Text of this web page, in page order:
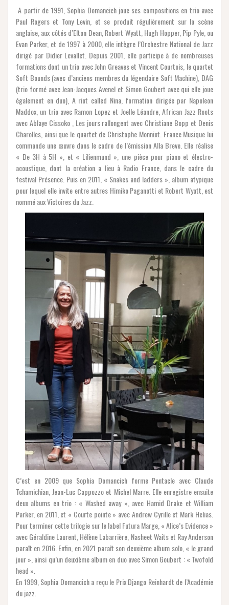
A partir de 1991, Sophia Domancich joue ses compositions en trio avec
Paul Rogers et Tony Levin, et se produit régulièrement sur la scène
anglaise, aux côtés d’Elton Dean, Robert Wyatt, Hugh Hopper, Pip Pyle, ou
Evan Parker, et de 1997 à 2000, elle intègre l’Orchestre National de Jazz
dirigé par Didier Levallet. Depuis 2001, elle participe à de nombreuses
formations dont un trio avec John Greaves et Vincent Courtois, le quartet
Soft Bounds (avec d’anciens membres du légendaire Soft Machine), DAG
(trio formé avec Jean-Jacques Avenel et Simon Goubert avec qui elle joue
également en duo), A riot called Nina, formation dirigée par Napoleon
Maddox, un trio avec Ramon Lopez et Joelle Léandre, African Jazz Roots
avec Ablaye Cissoko , Les jours rallongent avec Christiane Bopp et Denis
Charolles, ainsi que le quartet de Christophe Monniot. France Musique lui
commande une œuvre dans le cadre de l’émission Alla Breve. Elle réalise
« De 3H à 5H », et « Lilienmund », une pièce pour piano et électro-
acoustique, dont la création a lieu à Radio France, dans le cadre du
festival Présence. Puis en 2011, « Snakes and ladders », album atypique
pour lequel elle invite entre autres Himiko Paganotti et Robert Wyatt, est
nommé aux Victoires du Jazz.
C’est en 2009 que Sophia Domancich forme Pentacle avec Claude
Tchamichian, Jean-Luc Cappozzo et Michel Marre. Elle enregistre ensuite
deux albums en trio : « Washed away », avec Hamid Drake et William
Parker, en 2011, et « Courte pointe » avec Andrew Cyrille et Mark Helias.
Pour terminer cette trilogie sur le label Futura Marge, « Alice’s Evidence »
avec Géraldine Laurent, Hélène Labarrière, Nasheet Waits et Ray Anderson
paraît en 2016. Enfin, en 2021 paraît son deuxième album solo, « le grand
jour », ainsi qu’un deuxième album en duo avec Simon Goubert : « Twofold
head ».
En 1999, Sophia Domancich a reçu le Prix Django Reinhardt de l’Académie
du jazz.